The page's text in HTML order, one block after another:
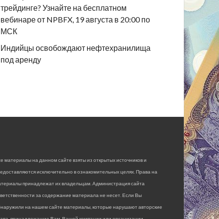
трейдинге? Узнайте на бесплатном
вебинаре от NPBFX, 19 августа в 20:00 по
МСК
Индийцы освобождают нефтехранилища
под аренду
материалы на данном сайте взяты из открытых источников и
исключительно в ознакомительных целях. Права на
принадлежат их владельцам. Администрация сайта
за содержание материала не несет. Если Вы
на нашем сайте материалы, которые нарушают авторские